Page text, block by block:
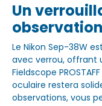
Un
Le Nikon Sep-38W
avec verrou, offrant
Fieldscope
oculaire restera
observations, vous